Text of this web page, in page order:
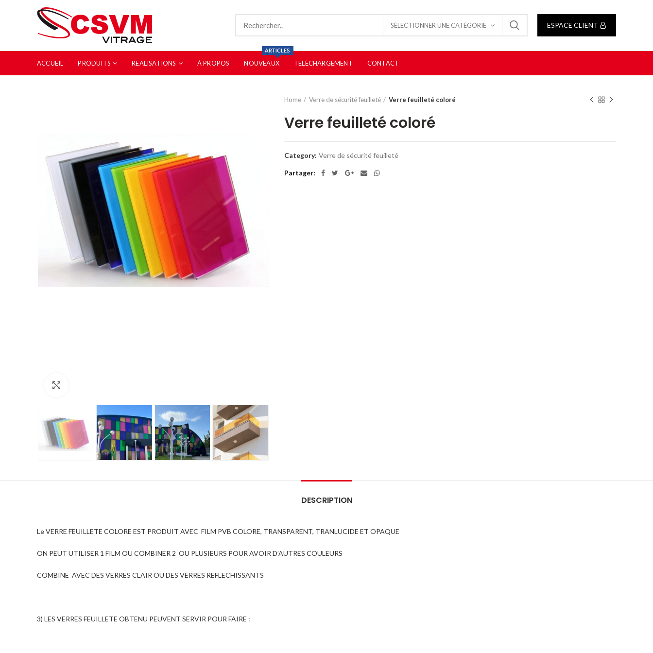
SÉLECTIONNER UNE CATÉGORIE ESPACE CLIENT
ACCUEIL PRODUITS REALISATIONS À PROPOS NOUVEAUX TÉLÉCHARGEMENT CONTACT
Home Verre de sécurité feuilleté Verre feuilleté coloré
Verre feuilleté coloré
Category: Verre de sécurité feuilleté
Partager
DESCRIPTION
Le VERRE FEUILLETE COLORE EST PRODUIT AVEC FILM PVB COLORE, TRANSPARENT, TRANLUCIDE ET OPAQUE
ON PEUT UTILISER 1 FILM OU COMBINER 2 OU PLUSIEURS POUR AVOIR D’AUTRES COULEURS
COMBINE AVEC DES VERRES CLAIR OU DES VERRES REFLECHISSANTS
3) LES VERRES FEUILLETE OBTENU PEUVENT SERVIR POUR FAIRE :